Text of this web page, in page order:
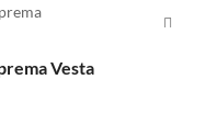
ΚΑΛΆΘΙVesta